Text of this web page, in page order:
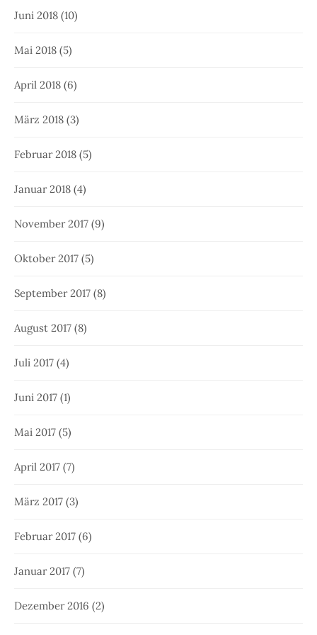
Juni 2018 (10)
Mai 2018 (5)
April 2018 (6)
März 2018 (3)
Februar 2018 (5)
Januar 2018 (4)
November 2017 (9)
Oktober 2017 (5)
September 2017 (8)
August 2017 (8)
Juli 2017 (4)
Juni 2017 (1)
Mai 2017 (5)
April 2017 (7)
März 2017 (3)
Februar 2017 (6)
Januar 2017 (7)
Dezember 2016 (2)